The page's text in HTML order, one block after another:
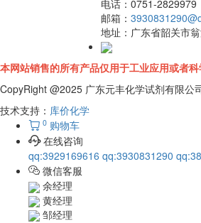
电话： 0751-2829979
邮箱：
地址： 广东省韶关市
本网站销售的所有产品仅用于工业应用或者
CopyRight @2025 广东元丰化学试剂有限
技术支持： 库价化学
0 购物车
在线咨询
qq:3929169616 qq:3930831290
微信客服
余经理
黄经理
邹经理